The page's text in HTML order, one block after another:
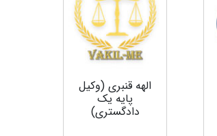
الهه قنبری (وکیل
پایه یک
دادگستری)